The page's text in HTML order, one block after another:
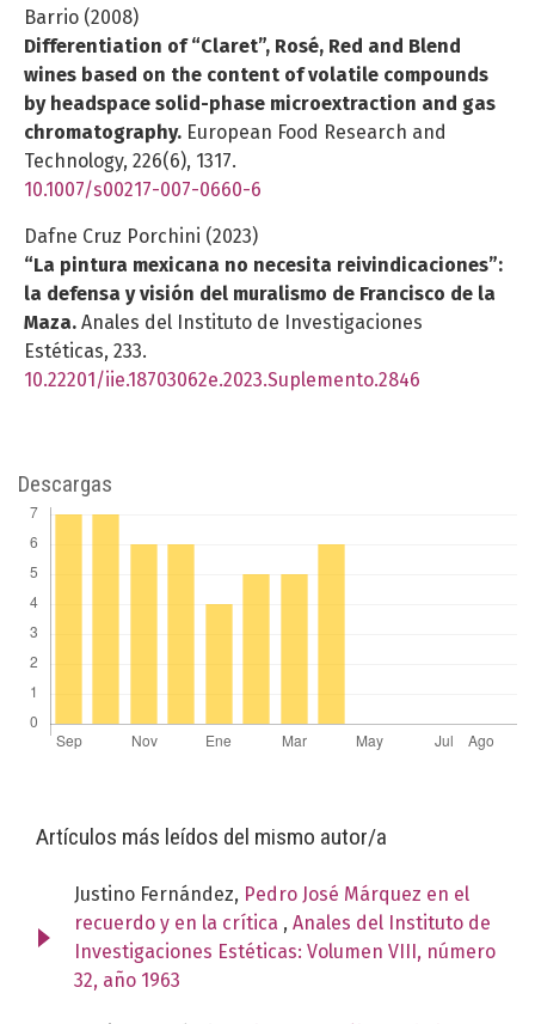
Barrio (2008)
Differentiation of “Claret”, Rosé, Red and Blend
wines based on the content of volatile compounds
by headspace solid-phase microextraction and gas
chromatography. European Food Research and
Technology, 226(6), 1317.
10.1007/s00217-007-0660-6
Dafne Cruz Porchini (2023)
“La pintura mexicana no necesita reivindicaciones”:
la defensa y visión del muralismo de Francisco de la
Maza. Anales del Instituto de Investigaciones
Estéticas, 233.
10.22201/iie.18703062e.2023.Suplemento.2846
Descargas
Artículos más leídos del mismo autor/a
Justino Fernández, Pedro José Márquez en el
recuerdo y en la crítica , Anales del Instituto de
Investigaciones Estéticas: Volumen VIII, número
32, año 1963